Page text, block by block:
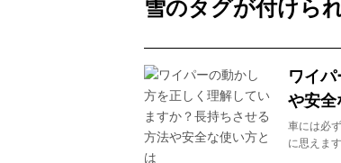
雪のタグが付けら
ワイ
や安全
車には必
に思えま